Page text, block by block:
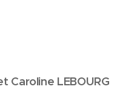
LEBOURG